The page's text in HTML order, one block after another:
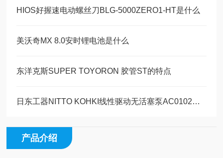
HIOS好握速电动螺丝刀BLG-5000ZERO1-HT是什么
美沃奇MX 8.0安时锂电池是什么
东洋克斯SUPER TOYORON 胶管ST的特点
日东工器NITTO KOHKI线性驱动无活塞泵AC0102的技术参数
产品介绍